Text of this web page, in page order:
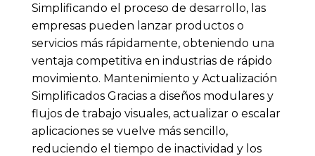
Simplificando el proceso de desarrollo, las
empresas pueden lanzar productos o
servicios más rápidamente, obteniendo una
ventaja competitiva en industrias de rápido
movimiento. Mantenimiento y Actualización
Simplificados Gracias a diseños modulares y
flujos de trabajo visuales, actualizar o escalar
aplicaciones se vuelve más sencillo,
reduciendo el tiempo de inactividad y los